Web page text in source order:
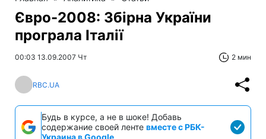
Євро-2008: Збірна України
програла Італії
00:03 13.09.2007 Чт 2 мин
RBC.UA
Будь в курсе, а не в шоке! Добавь
содержание своей ленте вместе с РБК-
Украина в Google